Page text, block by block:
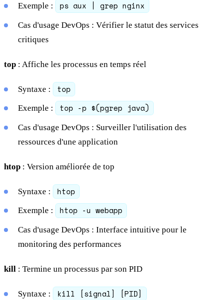
Exemple : ps aux | grep nginx
Cas d'usage DevOps : Vérifier le statut des services
critiques
top : Affiche les processus en temps réel
Syntaxe : top
Exemple : top -p $(pgrep java)
Cas d'usage DevOps : Surveiller l'utilisation des
ressources d'une application
htop : Version améliorée de top
Syntaxe : htop
Exemple : htop -u webapp
Cas d'usage DevOps : Interface intuitive pour le
monitoring des performances
kill : Termine un processus par son PID
Syntaxe : kill [signal] [PID]